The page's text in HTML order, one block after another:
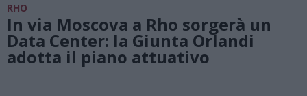
RHO
In via Moscova a Rho sorgerà un
Data Center: la Giunta Orlandi
adotta il piano attuativo